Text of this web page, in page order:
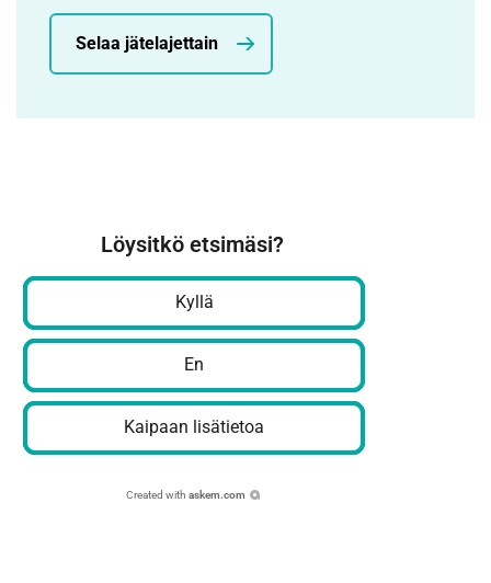
Selaa jätelajettain
Löysitkö etsimäsi?
Kyllä
En
Kaipaan lisätietoa
Created with askem.com